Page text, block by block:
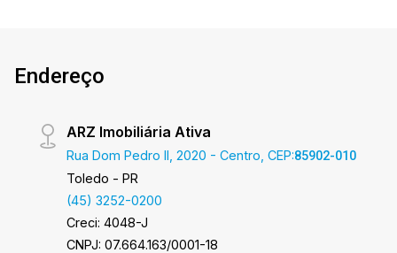
Endereço
ARZ Imobiliária Ativa
Rua Dom Pedro II, 2020 - Centro, CEP:85902-010
Toledo - PR
(45) 3252-0200
Creci: 4048-J
CNPJ: 07.664.163/0001-18